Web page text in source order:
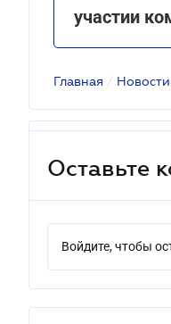
участии
Главная / Новости
Оставьте
Войдите, чтобы